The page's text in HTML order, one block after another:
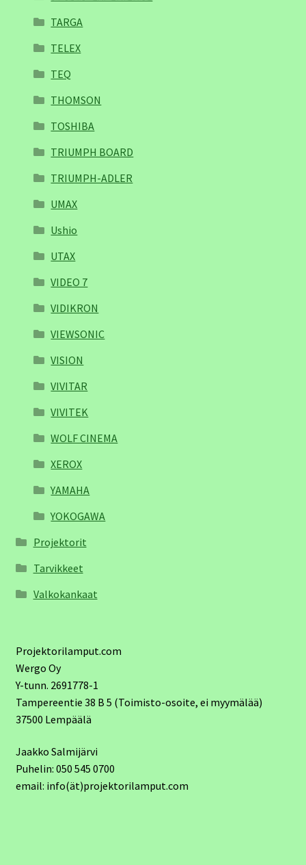
TARGA
TELEX
TEQ
THOMSON
TOSHIBA
TRIUMPH BOARD
TRIUMPH-ADLER
UMAX
Ushio
UTAX
VIDEO 7
VIDIKRON
VIEWSONIC
VISION
VIVITAR
VIVITEK
WOLF CINEMA
XEROX
YAMAHA
YOKOGAWA
Projektorit
Tarvikkeet
Valkokankaat
Projektorilamput.com
Wergo Oy
Y-tunn. 2691778-1
Tampereentie 38 B 5 (Toimisto-osoite, ei myymälää)
37500 Lempäälä
Jaakko Salmijärvi
Puhelin: 050 545 0700
email: info(ät)projektorilamput.com